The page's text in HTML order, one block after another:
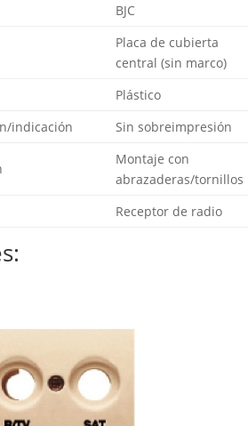
BJC
Placa de cubierta
central (sin marco)
Plástico
indicación
Sin sobreimpresión
Montaje con
abrazaderas/tornillos
Receptor de radio